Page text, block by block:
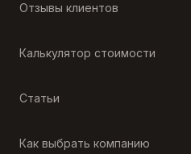
Отзывы клиентов
Калькулятор стоимости
Статьи
Как выбрать компанию